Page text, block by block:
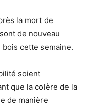
la mort de
de nouveau
cette semaine.
soient
que la colère de la
de manière